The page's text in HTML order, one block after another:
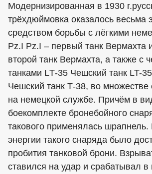
Модернизированная в 1930
трёхдюймовка оказалось
средством борьбы с лёгкими
Pz.I Pz.I – первый танк Вермахта
второй танк Вермахта, а также с
танками LТ-35 Чешский танк LT-
Чешский танк Т-38, во множестве
на немецкой службе. Причём в
боекомплекте бронебойного
такового применялась шрапнель.
энергии такого снаряда было
пробития танковой брони.
ставился на удар и срабатывал в